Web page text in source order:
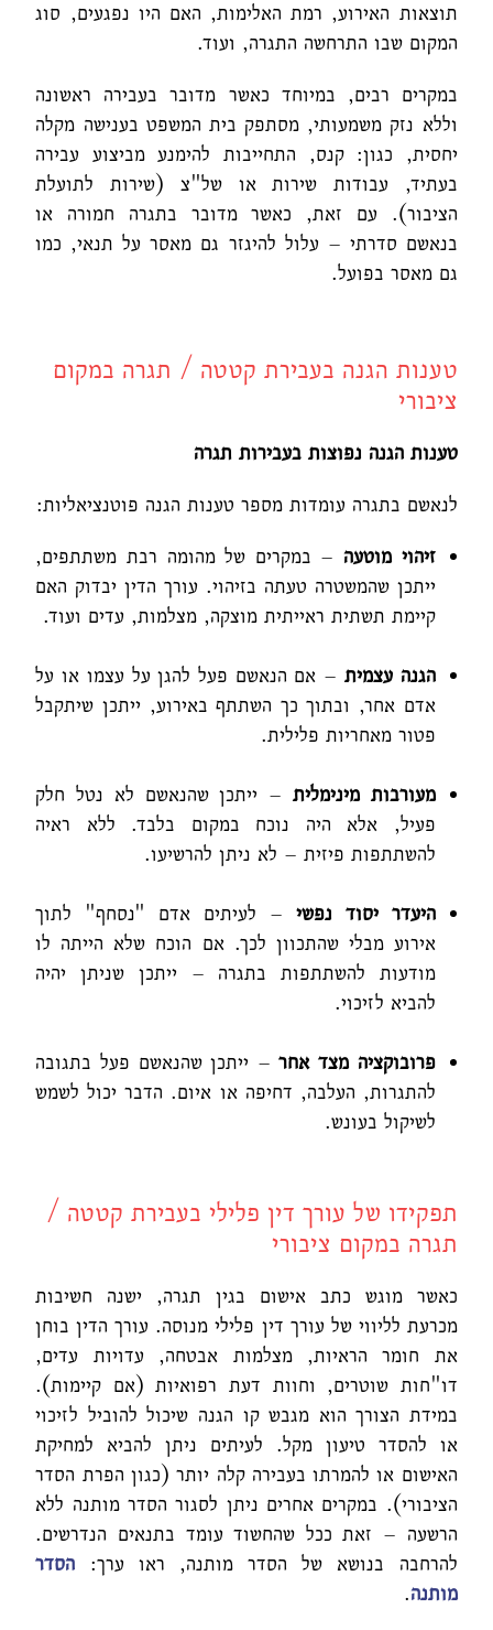
תוצאות האירוע, רמת האלימות, האם היו נפגעים, סוג
המקום שבו התרחשה התגרה, ועוד.
במקרים רבים, במיוחד כאשר מדובר בעבירה ראשונה
וללא נזק משמעותי, מסתפק בית המשפט בענישה מקלה
יחסית, כגון: קנס, התחייבות להימנע מביצוע עבירה
בעתיד, עבודות שירות או של"צ (שירות לתועלת
הציבור). עם זאת, כאשר מדובר בתגרה חמורה או
בנאשם סדרתי – עלול להיגזר גם מאסר על תנאי, כמו
גם מאסר בפועל.
טענות הגנה בעבירת קטטה / תגרה במקום
ציבורי
טענות הגנה נפוצות בעבירות תגרה
לנאשם בתגרה עומדות מספר טענות הגנה פוטנציאליות:
זיהוי מוטעה – במקרים של מהומה רבת משתתפים,
ייתכן שהמשטרה טעתה בזיהוי. עורך הדין יבדוק האם
קיימת תשתית ראייתית מוצקה, מצלמות, עדים ועוד.
הגנה עצמית – אם הנאשם פעל להגן על עצמו או על
אדם אחר, ובתוך כך השתתף באירוע, ייתכן שיתקבל
פטור מאחריות פלילית.
מעורבות מינימלית – ייתכן שהנאשם לא נטל חלק
פעיל, אלא היה נוכח במקום בלבד. ללא ראיה
להשתתפות פיזית – לא ניתן להרשיעו.
היעדר יסוד נפשי – לעיתים אדם "נסחף" לתוך
אירוע מבלי שהתכוון לכך. אם הוכח שלא הייתה לו
מודעות להשתתפות בתגרה – ייתכן שניתן יהיה
להביא לזיכוי.
פרובוקציה מצד אחר– ייתכן שהנאשם פעל בתגובה
להתגרות, העלבה, דחיפה או איום. הדבר יכול לשמש
לשיקול בעונש.
תפקידו של עורך דין פלילי בעבירת קטטה /
תגרה במקום ציבורי
כאשר מוגש כתב אישום בגין תגרה, ישנה חשיבות
מכרעת לליווי של עורך דין פלילי מנוסה. עורך הדין בוחן
את חומר הראיות, מצלמות אבטחה, עדויות עדים,
דו"חות שוטרים, וחוות דעת רפואיות (אם קיימות).
במידת הצורך הוא מגבש קו הגנה שיכול להוביל לזיכוי
או להסדר טיעון מקל. לעיתים ניתן להביא למחיקת
האישום או להמרתו בעבירה קלה יותר (כגון הפרת הסדר
הציבורי). במקרים אחרים ניתן לסגור הסדר מותנה ללא
הרשעה – זאת ככל שהחשוד עומד בתנאים הנדרשים.
להרחבה בנושא של הסדר מותנה, ראו ערך: הסדר
מותנה.